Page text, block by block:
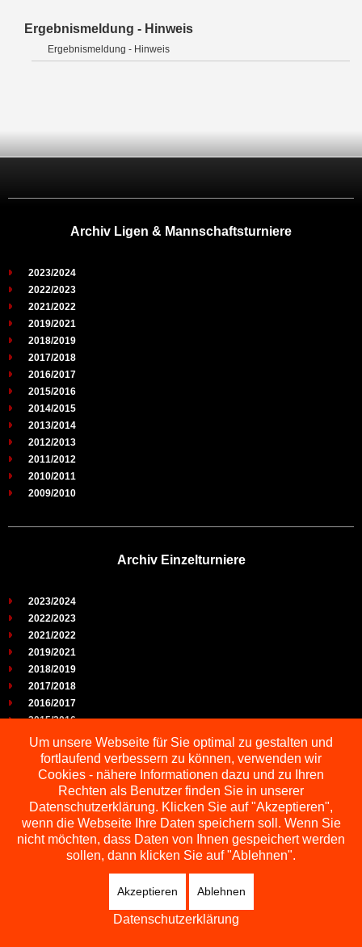
Ergebnismeldung - Hinweis
Ergebnismeldung - Hinweis
Archiv Ligen & Mannschaftsturniere
2023/2024
2022/2023
2021/2022
2019/2021
2018/2019
2017/2018
2016/2017
2015/2016
2014/2015
2013/2014
2012/2013
2011/2012
2010/2011
2009/2010
Archiv Einzelturniere
2023/2024
2022/2023
2021/2022
2019/2021
2018/2019
2017/2018
2016/2017
2015/2016
2014/2015
2013/2014
2012/2013
2011/2012
2010/2011
2009/2010
Copyright © 2026 Schachbezirk Sauerland
DESIGNED BY: AS DESIGNING
Um unsere Webseite für Sie optimal zu gestalten und
fortlaufend verbessern zu können, verwenden wir
Cookies - nähere Informationen dazu und zu Ihren
Rechten als Benutzer finden Sie in unserer
Datenschutzerklärung. Klicken Sie auf "Akzeptieren",
wenn die Webseite Ihre Daten speichern soll. Wenn Sie
nicht möchten, dass Daten von Ihnen gespeichert werden
sollen, dann klicken Sie auf "Ablehnen".
Akzeptieren Ablehnen
Datenschutzerklärung